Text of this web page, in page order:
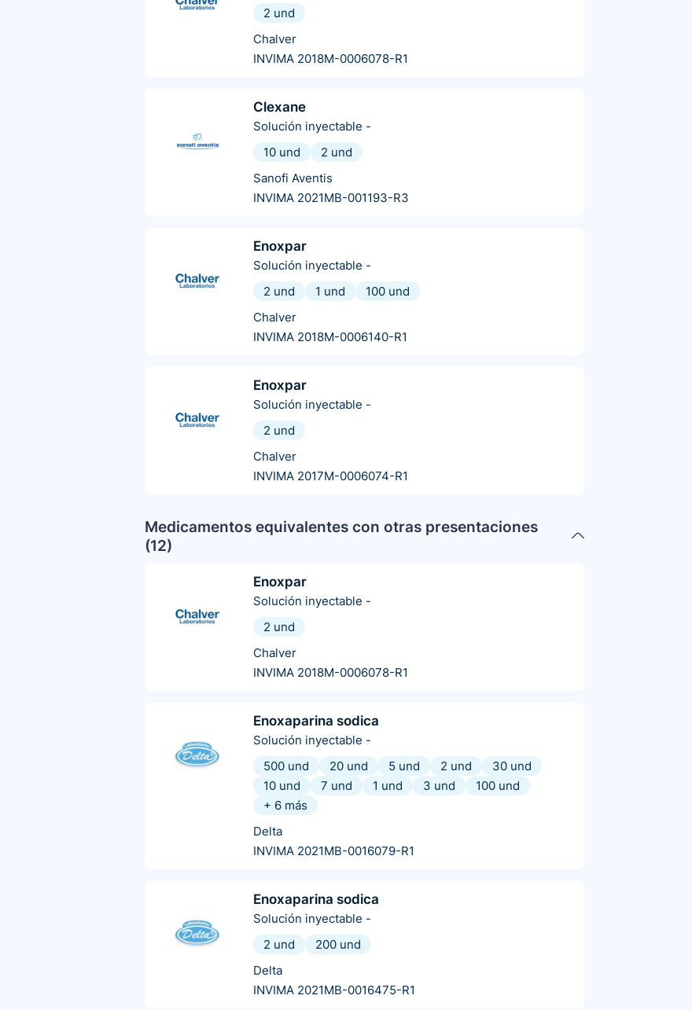
2 und
Chalver
INVIMA 2018M-0006078-R1
Clexane
Solución inyectable -
10 und
2 und
Sanofi Aventis
INVIMA 2021MB-001193-R3
Enoxpar
Solución inyectable -
2 und
1 und
100 und
Chalver
INVIMA 2018M-0006140-R1
Enoxpar
Solución inyectable -
2 und
Chalver
INVIMA 2017M-0006074-R1
Medicamentos equivalentes con otras presentaciones
(12)
Enoxpar
Solución inyectable -
2 und
Chalver
INVIMA 2018M-0006078-R1
Enoxaparina sodica
Solución inyectable -
500 und
20 und 5 und 2 und
30 und
10 und
7 und 1 und 3 und
100 und
+ 6 más
Delta
INVIMA 2021MB-0016079-R1
Enoxaparina sodica
Solución inyectable -
2 und
200 und
Delta
INVIMA 2021MB-0016475-R1